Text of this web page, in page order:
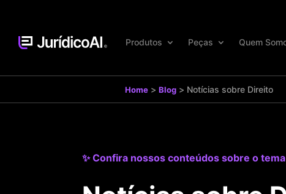
Produtos Peças Quem
Home >Blog > Notícias sobre Direito
✨ Confira nossos conteúdos sobre o tema